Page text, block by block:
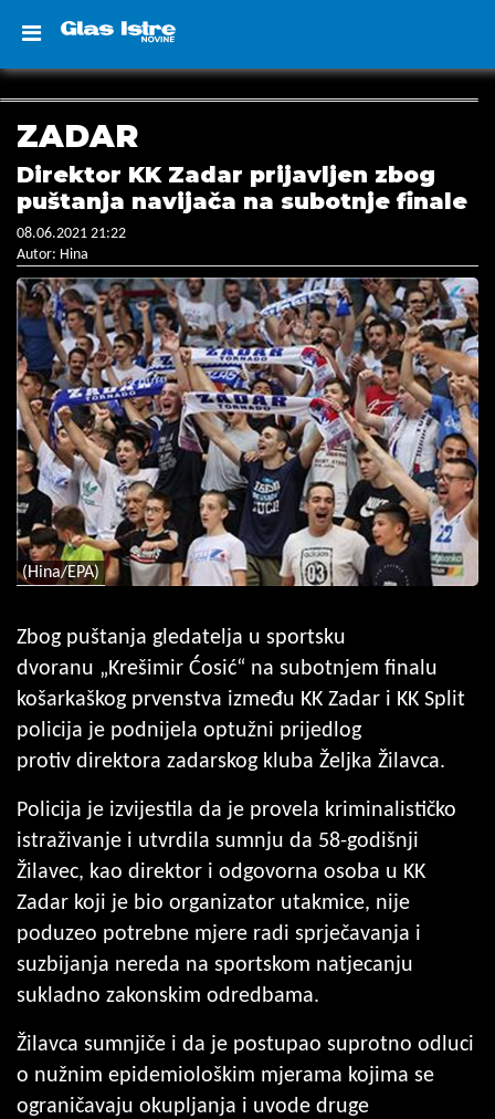
ZADAR
Direktor KK Zadar prijavljen zbog
puštanja navijača na subotnje finale
08.06.2021 21:22
Autor: Hina
(Hina/EPA)
Zbog puštanja gledatelja u sportsku
dvoranu „Krešimir Ćosić“ na subotnjem finalu
košarkaškog prvenstva između KK Zadar i KK Split
policija je podnijela optužni prijedlog
protiv direktora zadarskog kluba Željka Žilavca.
Policija je izvijestila da je provela kriminalističko
istraživanje i utvrdila sumnju da 58-godišnji
Žilavec, kao direktor i odgovorna osoba u KK
Zadar koji je bio organizator utakmice, nije
poduzeo potrebne mjere radi sprječavanja i
suzbijanja nereda na sportskom natjecanju
sukladno zakonskim odredbama.
Žilavca sumnjiče i da je postupao suprotno odluci
o nužnim epidemiološkim mjerama kojima se
ograničavaju okupljanja i uvode druge